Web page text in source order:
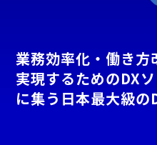
業務効率化・働き方
実現するためのDX
に集う日本最大級の